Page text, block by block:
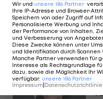
Wir und unsere 186 Partner
Ihre IP-Adresse und Browser-
Speichern von oder Zugriff auf
Personalisierte Werbung und
der Performance von Inhalten,
und Verbesserung von
Diese Zwecke können unter
und Identifikation durch Scannen
Manche Partner verwenden für
Interesse als Rechtsgrundlage
dazu, sowie die Möglichkeit Ihr
verfügbar: unsere 186 Partner
Impressum Datenschutzrichtlinie